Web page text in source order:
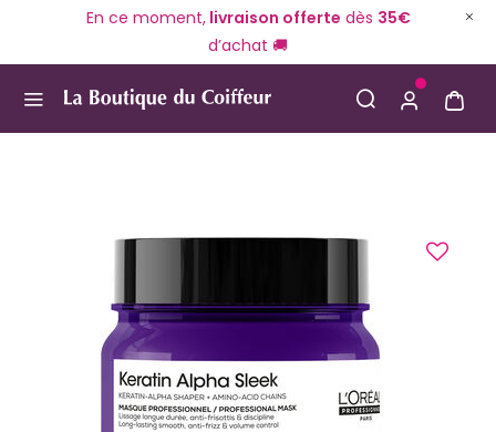
En ce moment,livraison offerte dès 35€
d’achat 🚚